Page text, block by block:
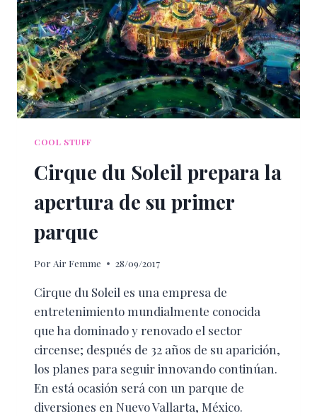
COOL STUFF
Cirque du Soleil prepara la
apertura de su primer
parque
Por Air Femme 28/09/2017
Cirque du Soleil es una empresa de
entretenimiento mundialmente conocida
que ha dominado y renovado el sector
circense; después de 32 años de su aparición,
los planes para seguir innovando continúan.
En está ocasión será con un parque de
diversiones en Nuevo Vallarta, México.